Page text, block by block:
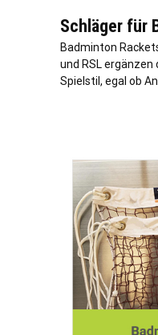
Schläger für
Badminton
und RSL ergänzen
Spielstil, egal ob